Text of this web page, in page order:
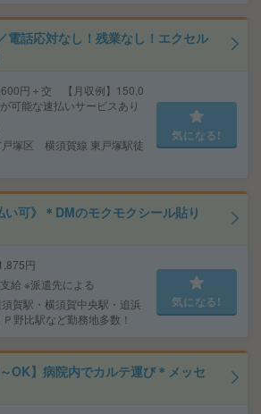
電話応対なし！残業なし！エクセル
円＋交 【月収例】150,0
能な速払いサービスあり
戸塚区 横須賀線 東戸塚駅徒
気になる!
い可》＊DMのモクモクシール貼り
円
給 ※派遣先による
須賀駅・横須賀中央駅・追浜
野比駅など勤務地多数！
気になる!
OK】病院内でカルテ運び＊メッセ